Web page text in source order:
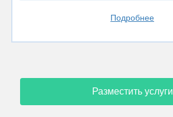
Подробнее
Разместить услуги